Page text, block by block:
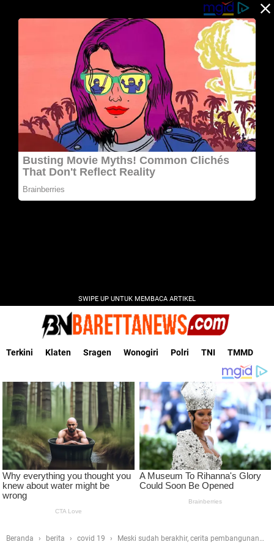
SWIPE UP UNTUK MEMBACA ARTIKEL
Terkini Klaten Sragen Wonogiri Polri TNI TMMD
Beranda berita covid 19
Meski sudah berakhir, cerita pembangunan